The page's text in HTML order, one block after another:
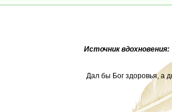
Источник вдохновения:
Дал бы Бог здоровья, а